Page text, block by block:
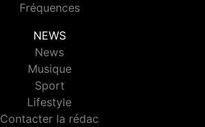
Fréquences
NEWS
News
Musique
Sport
Lifestyle
Contacter la rédac